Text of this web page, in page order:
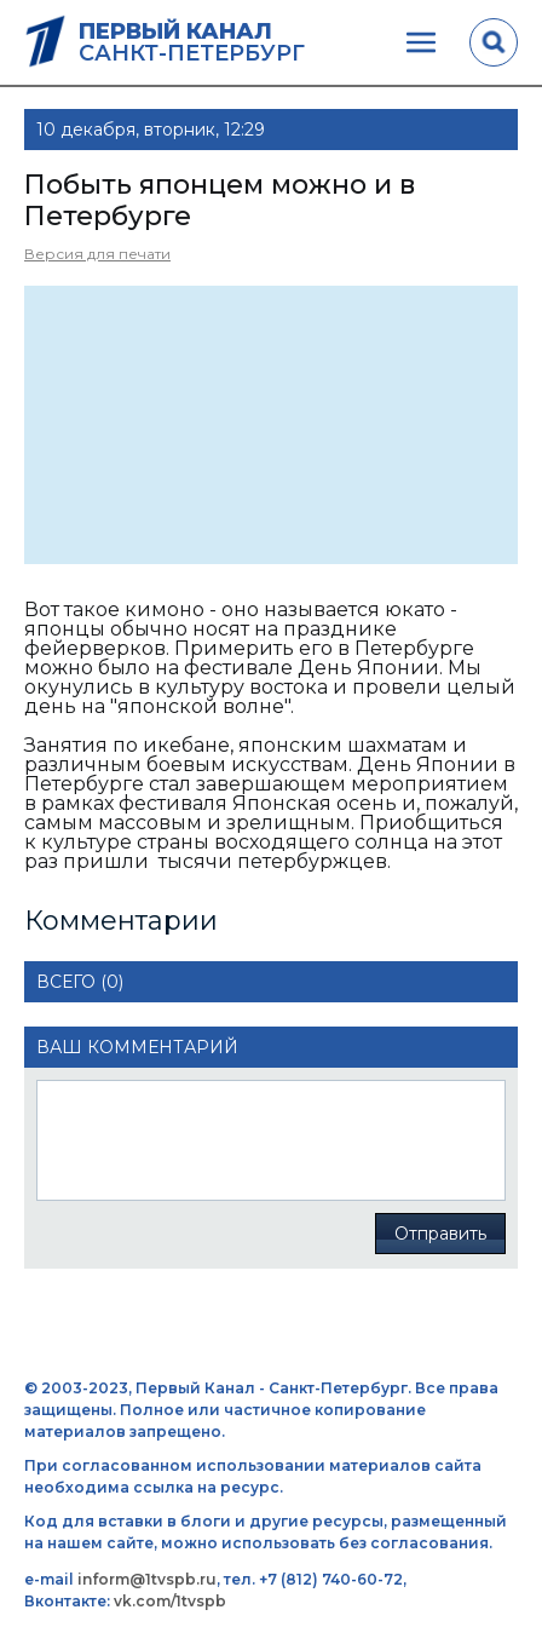
ПЕРВЫЙ КАНАЛ
САНКТ-ПЕТЕРБУРГ
10 декабря, вторник, 12:29
Побыть японцем можно и в
Петербурге
Версия для печати
Вот такое кимоно - оно называется юкато -
японцы обычно носят на празднике
фейерверков. Примерить его в Петербурге
можно было на фестивале День Японии. Мы
окунулись в культуру востока и провели целый
день на "японской волне".
Занятия по икебане, японским шахматам и
различным боевым искусствам. День Японии в
Петербурге стал завершающем мероприятием
в рамках фестиваля Японская осень и, пожалуй,
самым массовым и зрелищным. Приобщиться
к культуре страны восходящего солнца на этот
раз пришлитысячи петербуржцев.
Комментарии
ВСЕГО (0)
ВАШ КОММЕНТАРИЙ
Отправить
© 2003-2023, Первый Канал - Санкт-Петербург. Все права
защищены. Полное или частичное копирование
материалов запрещено.
При согласованном использовании материалов сайта
необходима ссылка на ресурс.
Код для вставки в блоги и другие ресурсы, размещенный
на нашем сайте, можно использовать без согласования.
e-mail inform@1tvspb.ru, тел. +7 (812) 740-60-72,
Вконтакте: vk.com/1tvspb